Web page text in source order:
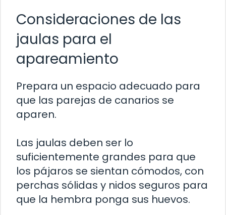
Consideraciones de las
jaulas para el
apareamiento
Prepara un espacio adecuado para
que las parejas de canarios se
aparen.
Las jaulas deben ser lo
suficientemente grandes para que
los pájaros se sientan cómodos, con
perchas sólidas y nidos seguros para
que la hembra ponga sus huevos.